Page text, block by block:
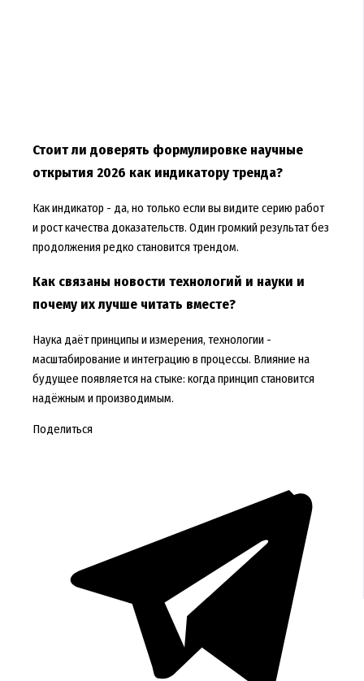
Стоит ли доверять формулировке научные
открытия 2026 как индикатору тренда?
Как индикатор - да, но только если вы видите серию работ
и рост качества доказательств. Один громкий результат без
продолжения редко становится трендом.
Как связаны новости технологий и науки и
почему их лучше читать вместе?
Наука даёт принципы и измерения, технологии -
масштабирование и интеграцию в процессы. Влияние на
будущее появляется на стыке: когда принцип становится
надёжным и производимым.
Поделиться